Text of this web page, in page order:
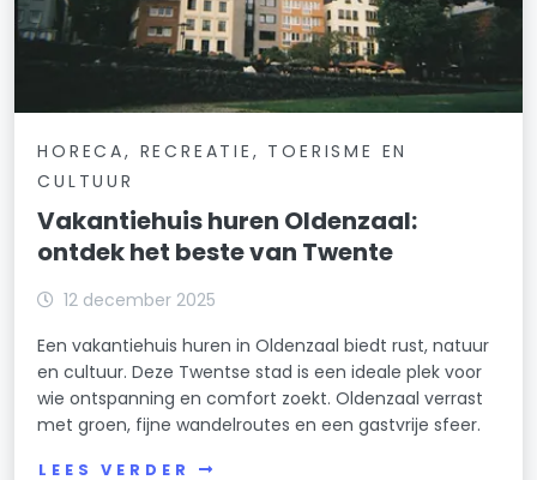
HORECA, RECREATIE, TOERISME EN
CULTUUR
Vakantiehuis huren Oldenzaal:
ontdek het beste van Twente
12 december 2025
Een vakantiehuis huren in Oldenzaal biedt rust, natuur
en cultuur. Deze Twentse stad is een ideale plek voor
wie ontspanning en comfort zoekt. Oldenzaal verrast
met groen, fijne wandelroutes en een gastvrije sfeer.
LEES VERDER